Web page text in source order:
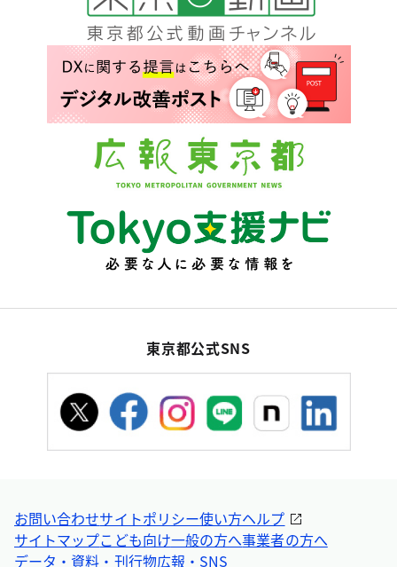
東京都公式SNS
お問い合わせサイトポリシー使い方ヘルプ
サイトマップこども向け一般の方へ事業者の方へ
データ・資料・刊行物広報・SNS